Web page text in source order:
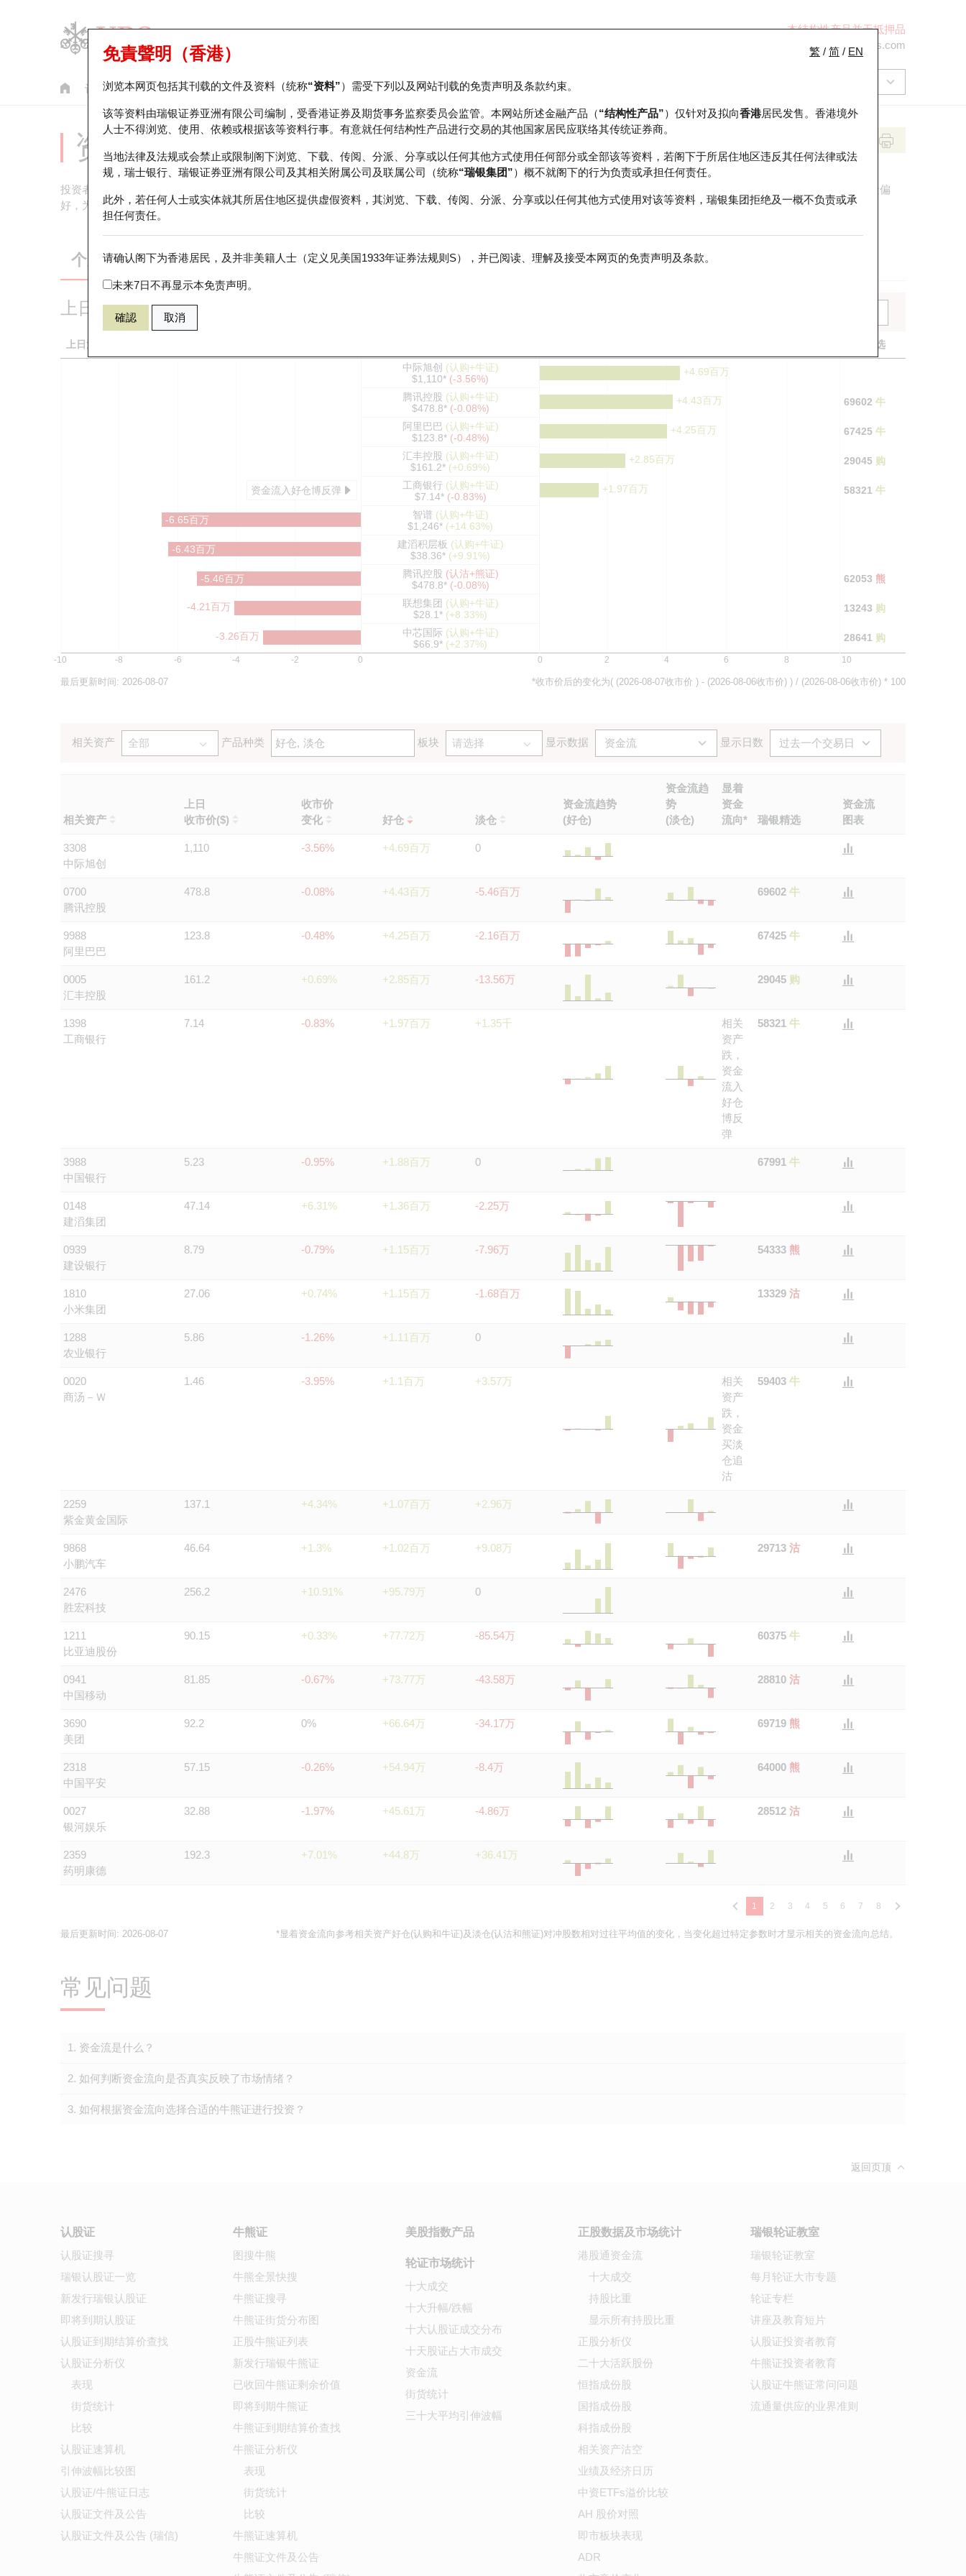
本结构性产品并无抵押品
ol-hkwarrants@ubs.com
认股证 牛熊证 美股指数产品 轮证市场统计 正股数据及市场统计 瑞银轮证教室
繁 / 简 / EN
免責聲明（香港）
浏览本网页包括其刊载的文件及资料（统称“资料”）需受下列以及网站刊载的免责声明及条款约束。
该等资料由瑞银证券亚洲有限公司编制，受香港证券及期货事务监察委员会监管。本网站所述金融产品（“结构性产品”）仅针对及拟向香港居民发售。香港境外
人士不得浏览、使用、依赖或根据该等资料行事。有意就任何结构性产品进行交易的其他国家居民应联络其传统证券商。
当地法律及法规或会禁止或限制阁下浏览、下载、传阅、分派、分享或以任何其他方式使用任何部分或全部该等资料，若阁下于所居住地区违反其任何法律或法
规，瑞士银行、瑞银证券亚洲有限公司及其相关附属公司及联属公司（统称“瑞银集团”）概不就阁下的行为负责或承担任何责任。
此外，若任何人士或实体就其所居住地区提供虚假资料，其浏览、下载、传阅、分派、分享或以任何其他方式使用对该等资料，瑞银集团拒绝及一概不负责或承
担任何责任。
请确认阁下为香港居民，及并非美籍人士（定义见美国1933年证券法规则S），并已阅读、理解及接受本网页的免责声明及条款。
未来7日不再显示本免责声明。
確認 取消
资金流
投资者可以透过观察和分析资金流数据，了解市场的热点丶投资者的情绪以及个别牛熊证的受欢迎程度等信息。牛熊证资金流数据的变化往往能够反映市场的短期走势和风险偏
好，为投资者提供重要的参考依据。
个股资金流向 指数与ETF资金流向 认股证资金流向 牛熊证资金流向 好仓资金流向
上日个股好仓及淡仓资金流 (港元)
上日流出
瑞银精选
中际旭创 (认购+牛证)
$1,110* (-3.56%)
+4.69百万
腾讯控股 (认购+牛证)
$478.8* (-0.08%)
+4.43百万 69602 牛
阿里巴巴 (认购+牛证)
$123.8* (-0.48%)
+4.25百万 67425 牛
汇丰控股 (认购+牛证)
$161.2* (+0.69%)
+2.85百万 29045 购
资金流入好仓博反弹 工商银行 (认购+牛证)
$7.14* (-0.83%)
+1.97百万 58321 牛
-6.65百万 智谱 (认购+牛证)
$1,246* (+14.63%)
-6.43百万
建滔积层板 (认购+牛证)
$38.36* (+9.91%)
-5.46百万
腾讯控股 (认沽+熊证)
$478.8* (-0.08%)
62053 熊
-4.21百万 联想集团 (认购+牛证)
$28.1* (+8.33%)
13243 购
-3.26百万 中芯国际 (认购+牛证)
$66.9* (+2.37%)
28641 购
-10 -8 -6 -4 -2 0 0 2 4 6 8 10
*收市价后的变化为( (2026-08-07收市价 ) - (2026-08-06收市价) ) / (2026-08-06收市价) * 100
最后更新时间: 2026-08-07
相关资产 全部 产品种类 好仓 淡仓 板块 请选择 显示数据 显示日数
相关资产
上日
收市价($)
收市价
变化
好仓 淡仓
资金流趋势
(好仓)
资金流趋
势
(淡仓)
显着
资金
流向*
瑞银精选
资金流
图表
3308
中际旭创
1,110 -3.56% +4.69百万 0
0700
腾讯控股
478.8 -0.08% +4.43百万 -5.46百万 69602 牛
9988
阿里巴巴
123.8 -0.48% +4.25百万 -2.16百万 67425 牛
0005
汇丰控股
161.2 +0.69% +2.85百万 -13.56万 29045 购
1398
工商银行
7.14 -0.83% +1.97百万 +1.35千
相关
资产
跌，
资金
流入
好仓
博反
弹
58321 牛
3988
中国银行
5.23 -0.95% +1.88百万 0 67991 牛
0148
建滔集团
47.14 +6.31% +1.36百万 -2.25万
0939
建设银行
8.79 -0.79% +1.15百万 -7.96万 54333 熊
1810
小米集团
27.06 +0.74% +1.15百万 -1.68百万 13329 沽
1288
农业银行
5.86 -1.26% +1.11百万 0
0020
商汤－Ｗ
1.46 -3.95% +1.1百万 +3.57万
相关
资产
跌，
资金
买淡
仓追
沽
59403 牛
2259
紫金黄金国际
137.1 +4.34% +1.07百万 +2.96万
9868
小鹏汽车
46.64 +1.3% +1.02百万 +9.08万 29713 沽
2476
胜宏科技
256.2 +10.91% +95.79万 0
1211
比亚迪股份
90.15 +0.33% +77.72万 -85.54万 60375 牛
0941
中国移动
81.85 -0.67% +73.77万 -43.58万 28810 沽
3690
美团
92.2 0% +66.64万 -34.17万 69719 熊
2318
中国平安
57.15 -0.26% +54.94万 -8.4万 64000 熊
0027
银河娱乐
32.88 -1.97% +45.61万 -4.86万 28512 沽
2359
药明康德
192.3 +7.01% +44.8万 +36.41万
1 2 3 4 5 6 7 8
最后更新时间: 2026-08-07 *显着资金流向参考相关资产好仓(认购和牛证)及淡仓(认沽和熊证)对冲股数相对过往平均值的变化，当变化超过特定参数时才显示相关的资金流向总结。
常见问题
1. 资金流是什么？
2. 如何判断资金流向是否真实反映了市场情绪？
3. 如何根据资金流向选择合适的牛熊证进行投资？
返回页顶
认股证
认股证搜寻
瑞银认股证一览
新发行瑞银认股证
即将到期认股证
认股证到期结算价查找
认股证分析仪
表现
街货统计
比较
认股证速算机
引伸波幅比较图
认股证/牛熊证日志
认股证文件及公告
认股证文件及公告 (瑞信)
牛熊证
图搜牛熊
牛熊全景快搜
牛熊证搜寻
牛熊证街货分布图
正股牛熊证列表
新发行瑞银牛熊证
已收回牛熊证剩余价值
即将到期牛熊证
牛熊证到期结算价查找
牛熊证分析仪
表现
街货统计
比较
牛熊证速算机
牛熊证文件及公告
美股指数产品
轮证市场统计
十大成交
十大升幅/跌幅
十大认股证成交分布
十天股证占大市成交
资金流
街货统计
三十大平均引伸波幅
正股数据及市场统计
港股通资金流
十大成交
持股比重
显示所有持股比重
正股分析仪
二十大活跃股份
恒指成份股
国指成份股
科指成份股
相关资产沽空
业绩及经济日历
中资ETFs溢价比较
AH 股价对照
即市板块表现
ADR
瑞银轮证教室
瑞银轮证教室
每月轮证大市专题
轮证专栏
讲座及教育短片
认股证投资者教育
牛熊证投资者教育
认股证牛熊证常问问题
流通量供应的业界准则